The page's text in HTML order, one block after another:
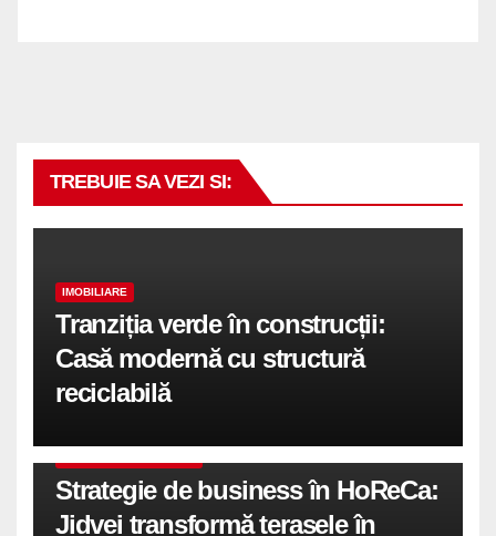
TREBUIE SA VEZI SI:
IMOBILIARE
Tranziția verde în construcții:
Casă modernă cu structură
reciclabilă
Strategie de business în HoReCa:
Jidvei transformă terasele în